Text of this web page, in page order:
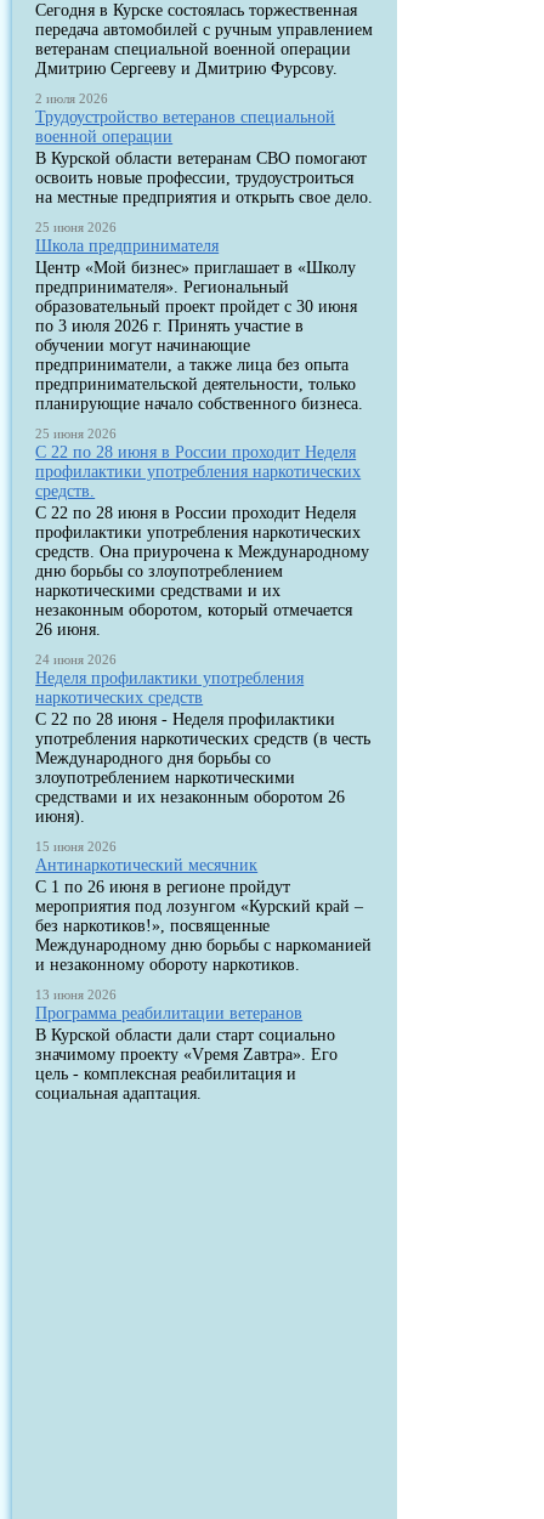
Сегодня в Курске состоялась торжественная
передача автомобилей с ручным управлением
ветеранам специальной военной операции
Дмитрию Сергееву и Дмитрию Фурсову.
2 июля 2026
Трудоустройство ветеранов специальной
военной операции
В Курской области ветеранам СВО помогают
освоить новые профессии, трудоустроиться
на местные предприятия и открыть свое дело.
25 июня 2026
Школа предпринимателя
Центр «Мой бизнес» приглашает в «Школу
предпринимателя». Региональный
образовательный проект пройдет с 30 июня
по 3 июля 2026 г. Принять участие в
обучении могут начинающие
предприниматели, а также лица без опыта
предпринимательской деятельности, только
планирующие начало собственного бизнеса.
25 июня 2026
С 22 по 28 июня в России проходит Неделя
профилактики употребления наркотических
средств.
С 22 по 28 июня в России проходит Неделя
профилактики употребления наркотических
средств. Она приурочена к Международному
дню борьбы со злоупотреблением
наркотическими средствами и их
незаконным оборотом, который отмечается
26 июня.
24 июня 2026
Неделя профилактики употребления
наркотических средств
С 22 по 28 июня - Неделя профилактики
употребления наркотических средств (в честь
Международного дня борьбы со
злоупотреблением наркотическими
средствами и их незаконным оборотом 26
июня).
15 июня 2026
Антинаркотический месячник
С 1 по 26 июня в регионе пройдут
мероприятия под лозунгом «Курский край –
без наркотиков!», посвященные
Международному дню борьбы с наркоманией
и незаконному обороту наркотиков.
13 июня 2026
Программа реабилитации ветеранов
В Курской области дали старт социально
значимому проекту «Vремя Zавтра». Его
цель - комплексная реабилитация и
социальная адаптация.